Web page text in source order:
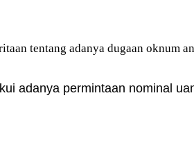
tentang adanya dugaan oknum
adanya permintaan nominal